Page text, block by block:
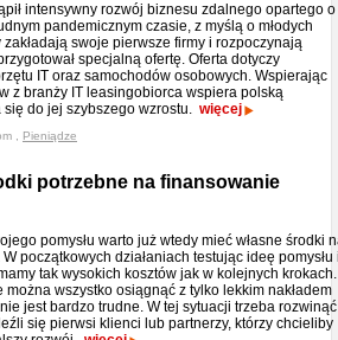
intensywny rozwój biznesu zdalnego opartego o
pandemicznym czasie, z myślą o młodych
swoje pierwsze firmy i rozpoczynają
specjalną ofertę. Oferta dotyczy
IT oraz samochodów osobowych. Wspierając
z branży IT leasingobiorca wspiera polską
do jej szybszego wzrostu. więcej
, Pieniądze
potrzebne na finansowanie
pomysłu warto już wtedy mieć własne środki
początkowych działaniach testując ideę pomysłu
tak wysokich kosztów jak w kolejnych krokach.
wszystko osiągnąć z tylko lekkim nakładem
jest bardzo trudne. W tej sytuacji trzeba rozwinąć
się pierwsi klienci lub partnerzy, którzy chcieliby